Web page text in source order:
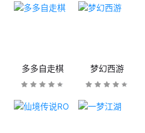
多多自走棋 梦幻西游